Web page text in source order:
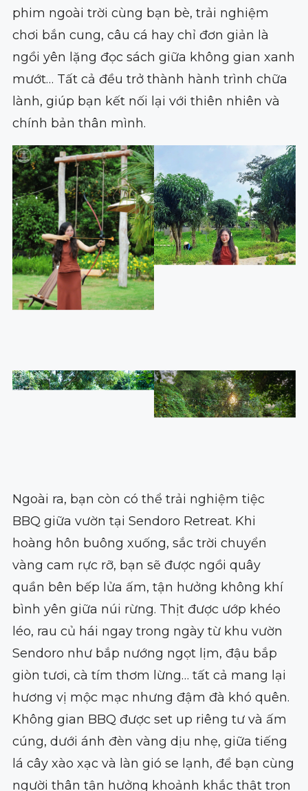
phim ngoài trời cùng bạn bè, trải nghiệm
chơi bắn cung, câu cá hay chỉ đơn giản là
ngồi yên lặng đọc sách giữa không gian xanh
mướt… Tất cả đều trở thành hành trình chữa
lành, giúp bạn kết nối lại với thiên nhiên và
chính bản thân mình.
Ngoài ra, bạn còn có thể trải nghiệm tiệc
BBQ giữa vườn tại Sendoro Retreat. Khi
hoàng hôn buông xuống, sắc trời chuyển
vàng cam rực rỡ, bạn sẽ được ngồi quây
quần bên bếp lửa ấm, tận hưởng không khí
bình yên giữa núi rừng. Thịt được ướp khéo
léo, rau củ hái ngay trong ngày từ khu vườn
Sendoro như bắp nướng ngọt lịm, đậu bắp
giòn tươi, cà tím thơm lừng… tất cả mang lại
hương vị mộc mạc nhưng đậm đà khó quên.
Không gian BBQ được set up riêng tư và ấm
cúng, dưới ánh đèn vàng dịu nhẹ, giữa tiếng
lá cây xào xạc và làn gió se lạnh, để bạn cùng
người thân tận hưởng khoảnh khắc thật trọn